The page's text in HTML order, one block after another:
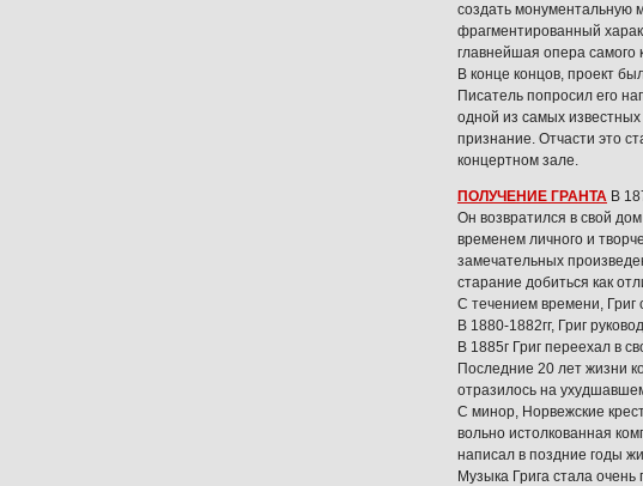
создать монументальную
фрагментированный
главнейшая опера самого
В конце концов, проект
Писатель попросил его
одной из самых
признание. Отчасти это
концертном зале.
ПОЛУЧЕНИЕ ГРАНТА В
Он возвратился в свой
временем личного и
замечательных
старание добиться как
С течением времени, Григ
В 1880-1882гг, Григ
В 1885г Григ переехал в
Последние 20 лет жизни
отразилось на
С минор, Норвежские
вольно истолкованная
написал в поздние годы
Музыка Грига стала